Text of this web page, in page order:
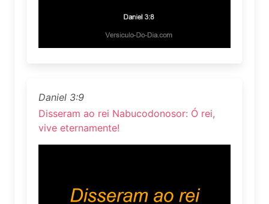
Daniel 3:9
Disseram ao rei Nabucodonosor: Ó rei,
vive eternamente!